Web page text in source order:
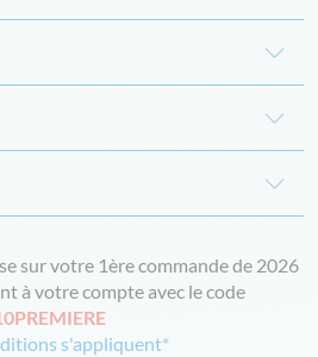
sur votre 1ère commande de 2026
à votre compte avec le code
s'appliquent*